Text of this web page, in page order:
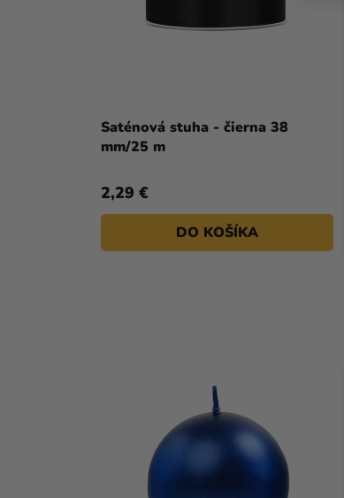
Saténová stuha - čierna 38
mm/25 m
2,29 €
DO KOŠÍKA